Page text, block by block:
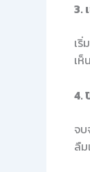
3.
เริ่
เห็
4.
จ
ลื